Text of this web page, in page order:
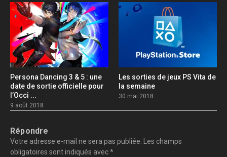
Persona Dancing 3 & 5 : une
date de sortie officielle pour
l’Occi ...
9 août 2018
Les sorties de jeux PS Vita de
la semaine
30 mai 2018
Répondre
Votre adresse e-mail ne sera pas publiée. Les champs
obligatoires sont indiqués avec*